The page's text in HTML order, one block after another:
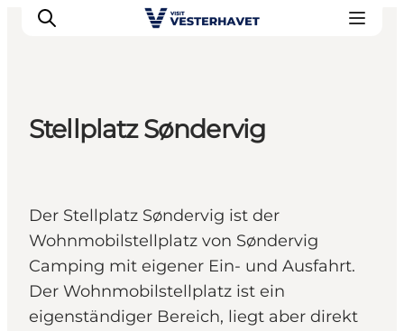
Unsere Städte
Essen & Übernachtung
Tickets kaufen
Plane deine Reise
Stellplatz Søndervig
Der Stellplatz Søndervig ist der
Wohnmobilstellplatz von Søndervig
Camping mit eigener Ein- und Ausfahrt.
Der Wohnmobilstellplatz ist ein
eigenständiger Bereich, liegt aber direkt